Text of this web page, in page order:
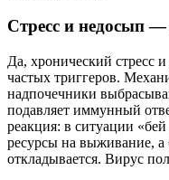
Стресс и недосып
Да, хронический стресс
частых триггеров.
надпочечники
подавляет иммунный
реакция: в ситуации
ресурсы на выживание,
откладывается. Вирус